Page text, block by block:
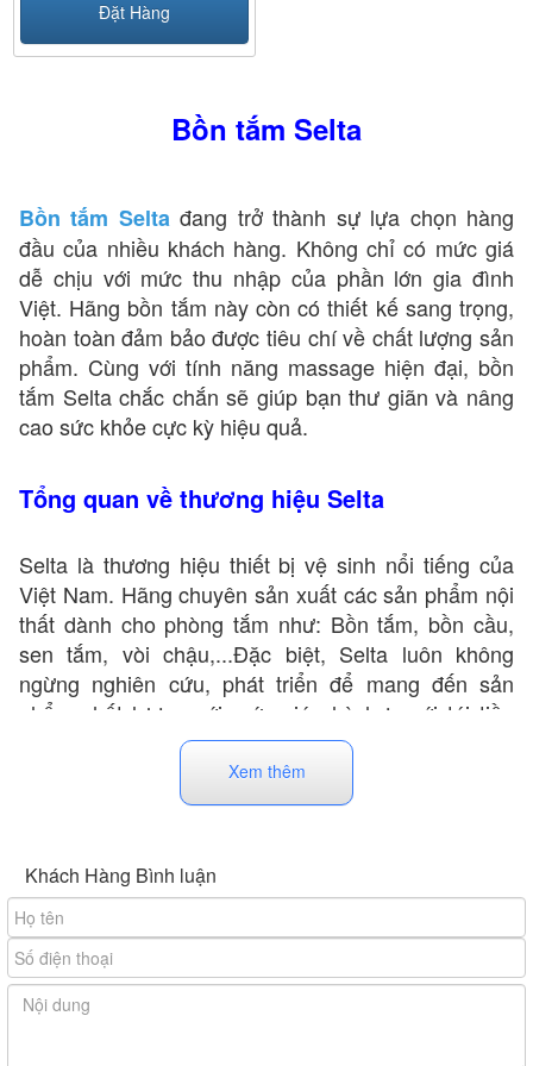
Đặt Hàng
Bồn tắm Selta
Bồn tắm Seltađang trở thành sự lựa chọn hàng
đầu của nhiều khách hàng. Không chỉ có mức giá
dễ chịu với mức thu nhập của phần lớn gia đình
Việt. Hãng bồn tắm này còn có thiết kế sang trọng,
hoàn toàn đảm bảo được tiêu chí về chất lượng sản
phẩm. Cùng với tính năng massage hiện đại, bồn
tắm Selta chắc chắn sẽ giúp bạn thư giãn và nâng
cao sức khỏe cực kỳ hiệu quả.
Tổng quan về thương hiệu Selta
Selta là thương hiệu thiết bị vệ sinh nổi tiếng của
Việt Nam. Hãng chuyên sản xuất các sản phẩm nội
thất dành cho phòng tắm như: Bồn tắm, bồn cầu,
sen tắm, vòi chậu,...Đặc biệt, Selta luôn không
ngừng nghiên cứu, phát triển để mang đến sản
phẩm chất lượng với mức giá phù hợp với túi tiền
của đại đa số người tiêu dùng Việt. Hiện tại các mặt
hàng của Selta đã đã có mặt ở nhiều tỉnh thành trên
Bồn tắm Selta được lắp đặt tại Việt Nam dựa theo
công nghệ sản xuất tiên tiến của Hàn Quốc. Nhờ
đó, dòng sản phẩm bồn tắm của hãng không chỉ
đáp ứng tiêu chí về thiết kế hiện đại, tính thẩm mỹ
cao mà còn đảm bảo chất lượng và độ an toàn cho
Xem thêm
Khách Hàng Bình luận